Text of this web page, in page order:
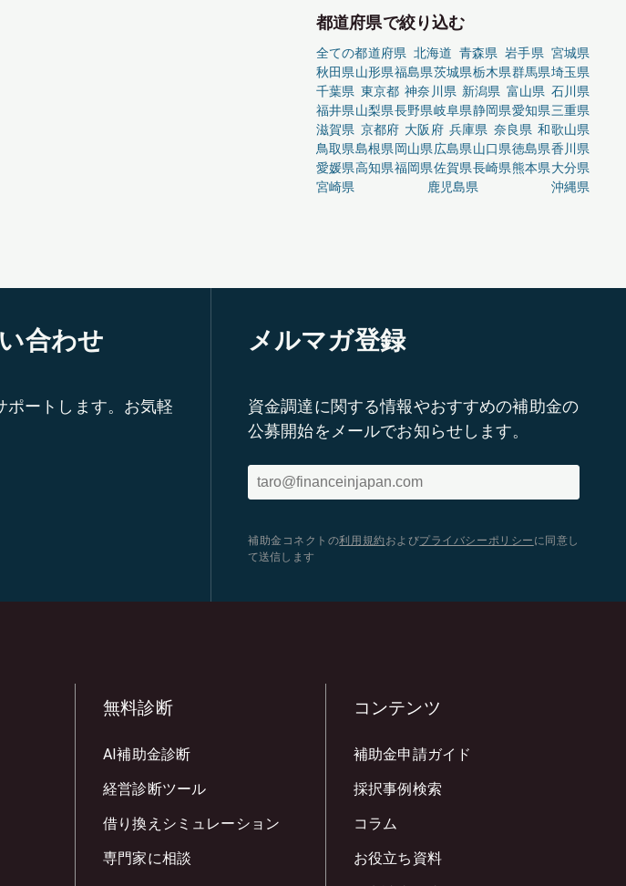
都道府県で絞り込む
全ての都道府県 北海道 青森県 岩手県 宮城県
秋田県山形県福島県茨城県栃木県群馬県埼玉県
千葉県 東京都 神奈川県 新潟県 富山県 石川県
福井県山梨県長野県岐阜県静岡県愛知県三重県
滋賀県 京都府 大阪府 兵庫県 奈良県 和歌山県
鳥取県島根県岡山県広島県山口県徳島県香川県
愛媛県高知県福岡県佐賀県長崎県熊本県大分県
宮崎県
鹿児島県 沖縄県
合わせ
ポートします。お気軽
メルマガ登録
資金調達に関する情報やおすすめの補助金の
公募開始をメールでお知らせします。
補助金コネクトの利用規約 およびプライバシーポリシー に同意し
て送信します
無料診断
AI補助金診断
経営診断ツール
借り換えシミュレーション
専門家に相談
コンテンツ
補助金申請ガイド
採択事例検索
コラム
お役立ち資料